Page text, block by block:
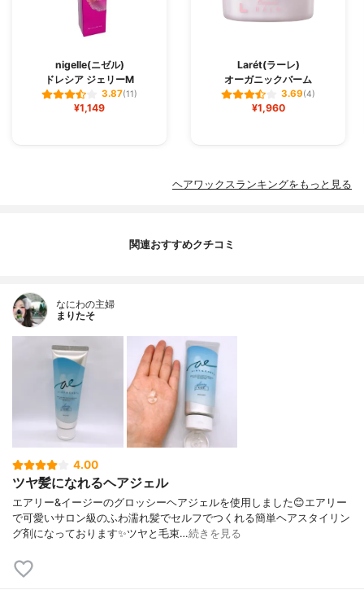
nigelle(ニゼル)
ドレシア ジェリーM
3.87(11)
¥1,149
Larét(ラーレ)
オーガニックバーム
3.69(4)
¥1,960
ヘアワックスランキングをもっと見る
関連おすすめクチコミ
なにわの主婦
まりたそ
4.00
ツヤ髪になれるヘアジェル
エアリー&イージーのグロッシーヘアジェルを使用しました😊エアリー
で可愛いサロン級のふわ濡れ髪でセルフでつくれる簡単ヘアスタイリン
グ剤になっております✨ツヤと毛束…続きを見る